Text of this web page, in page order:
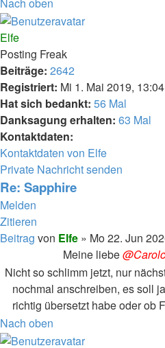
Nach oben
Elfe
Posting Freak
Beiträge: 2642
Registriert: Mi 1. Mai 2019, 13:04
Hat sich bedankt: 56 Mal
Danksagung erhalten: 63 Mal
Kontaktdaten:
Kontaktdaten von Elfe
Private Nachricht senden
Re: Sapphire
Melden
Zitieren
Beitrag von Elfe » Mo 22. Jun
Meine liebe
Nicht so schlimm jetzt, nur
nochmal anschreiben, es soll
richtig übersetzt habe oder ob
Nach oben